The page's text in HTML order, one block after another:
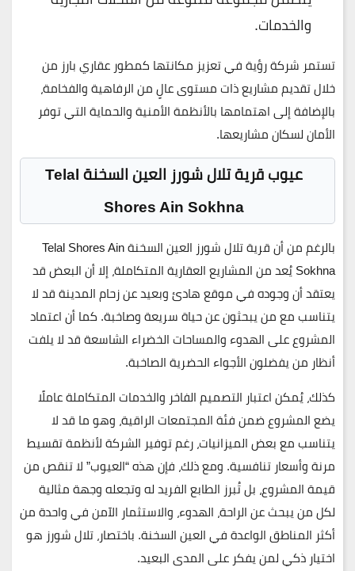
والخدمات.
تستمر شركة رؤية في تعزيز مكانتها كمطور عقاري بارز من
خلال تقديم مشاريع ذات مستوى عالٍ من الرفاهية والفخامة،
بالإضافة إلى اهتمامها بالأنظمة الأمنية والحماية التي توفر
الأمان لسكان مشاريعها.
عيوب قرية تلال شورز العين السخنة Telal
Shores Ain Sokhna
بالرغم من أن قرية تلال شورز العين السخنة Telal Shores Ain
Sokhna يُعد من المشاريع العقارية المتكاملة، إلا أن البعض قد
يعتقد أن وجوده في موقع هادئ وبعيد عن زحام المدينة قد لا
يتناسب مع من يبحثون عن حياة سريعة وصاخبة. كما أن اعتماد
المشروع على الهدوء والمساحات الخضراء الشاسعة قد لا يلفت
أنظار من يفضلون الأجواء الحضرية الصاخبة.
كذلك، يُمكن اعتبار التصميم الفاخر والخدمات المتكاملة عاملًا
يضع المشروع ضمن فئة المجتمعات الراقية، وهو ما قد لا
يتناسب مع بعض الميزانيات، رغم توفير الشركة لأنظمة تقسيط
مرنة وأسعار تنافسية. ومع ذلك، فإن هذه “العيوب” لا تنقص من
قيمة المشروع، بل تُبرز الطابع الفريد له وتجعله وجهة مثالية
لكل من يبحث عن الراحة، الهدوء، والاستثمار الآمن في واحدة من
أكثر المناطق الواعدة في العين السخنة. باختصار، تلال شورز هو
اختيار ذكي لمن يفكر على المدى البعيد.